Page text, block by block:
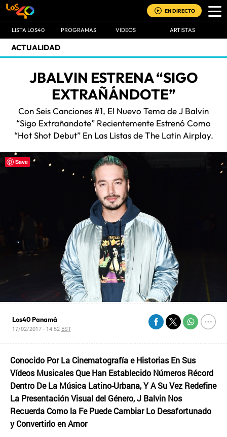
EN DIRECTO
LISTA LOS40 PROGRAMAS VIDEOS ARTISTAS
ACTUALIDAD
JBALVIN ESTRENA “SIGO
EXTRAÑÁNDOTE”
Con Seis Canciones #1, El Nuevo Tema de J Balvin
“Sigo Extrañandote” Recientemente Estrenó Como
“Hot Shot Debut” En Las Listas de The Latin Airplay.
Los40 Panamá
17/02/2017 - 14:52 EST
Conocido Por La Cinematografía e Historias En Sus
Vídeos Musicales Que Han Establecido Números Récord
Dentro De La Música Latino-Urbana, Y A Su Vez Redefine
La Presentación Visual del Género, J Balvin Nos
Recuerda Como la Fe Puede Cambiar Lo Desafortunado
y Convertirlo en Amor
Save